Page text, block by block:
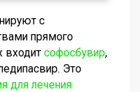
с
прямого
входит софосбувир,
Это
для лечения